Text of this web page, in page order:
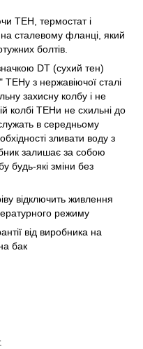
ТЕН, термостат і
сталевому фланці, який
болтів.
DT (сухий тен)
з нержавіючої сталі
захисну колбу і не
колбі ТЕНи не схильні до
в середньому
зливати воду з
залишає за собою
будь-які зміни без
відключить живлення
режиму
від виробника на
бак